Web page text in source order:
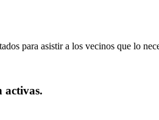
para asistir a los vecinos que lo
activas.